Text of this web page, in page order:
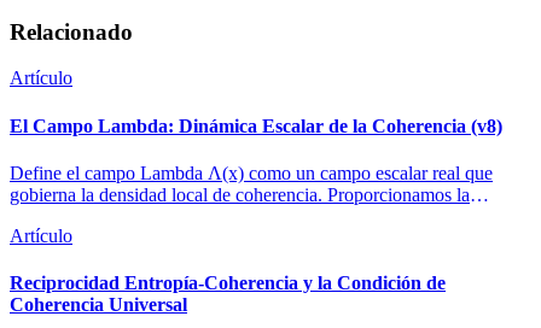
Relacionado
Artículo
El Campo Lambda: Dinámica Escalar de la Coherencia (v8)
Define el campo Lambda Λ(x) como un campo escalar real que
gobierna la densidad local de coherencia. Proporcionamos la
para Λ acoplado a la materia.
Artículo
Reciprocidad Entropía-Coherencia y la Condición de
Coherencia Universal